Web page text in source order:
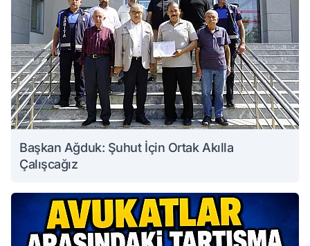
Başkan Ağduk: Şuhut İçin Ortak Akılla
Çalışcağız